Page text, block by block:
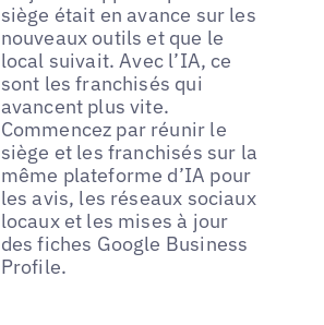
siège était en avance sur les
nouveaux outils et que le
local suivait. Avec l’IA, ce
sont les franchisés qui
avancent plus vite.
Commencez par réunir le
siège et les franchisés sur la
même plateforme d’IA pour
les avis, les réseaux sociaux
locaux et les mises à jour
des fiches Google Business
Profile.